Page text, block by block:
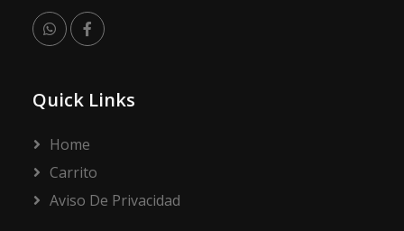
Quick Links
Home
Carrito
Aviso De Privacidad